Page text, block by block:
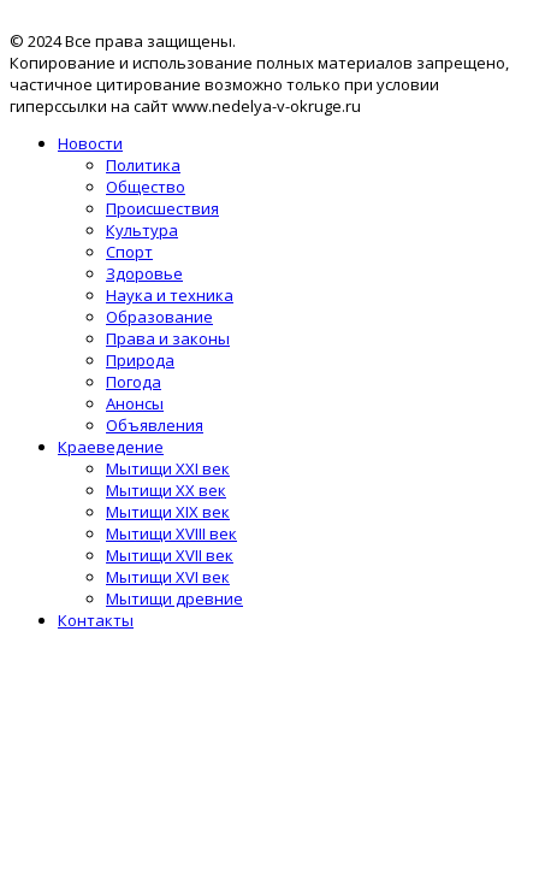
© 2024 Все права защищены.
Копирование и использование полных материалов запрещено,
частичное цитирование возможно только при условии
гиперссылки на сайт www.nedelya-v-okruge.ru
Новости
Политика
Общество
Происшествия
Культура
Спорт
Здоровье
Наука и техника
Образование
Права и законы
Природа
Погода
Анонсы
Объявления
Краеведение
Мытищи XXI век
Мытищи XX век
Мытищи XIX век
Мытищи XVIII век
Мытищи XVII век
Мытищи XVI век
Мытищи древние
Контакты